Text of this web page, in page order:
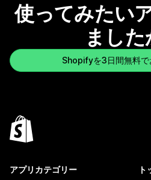
使ってみたい
ました
Shopifyを3日間無料で
アプリカテゴリー